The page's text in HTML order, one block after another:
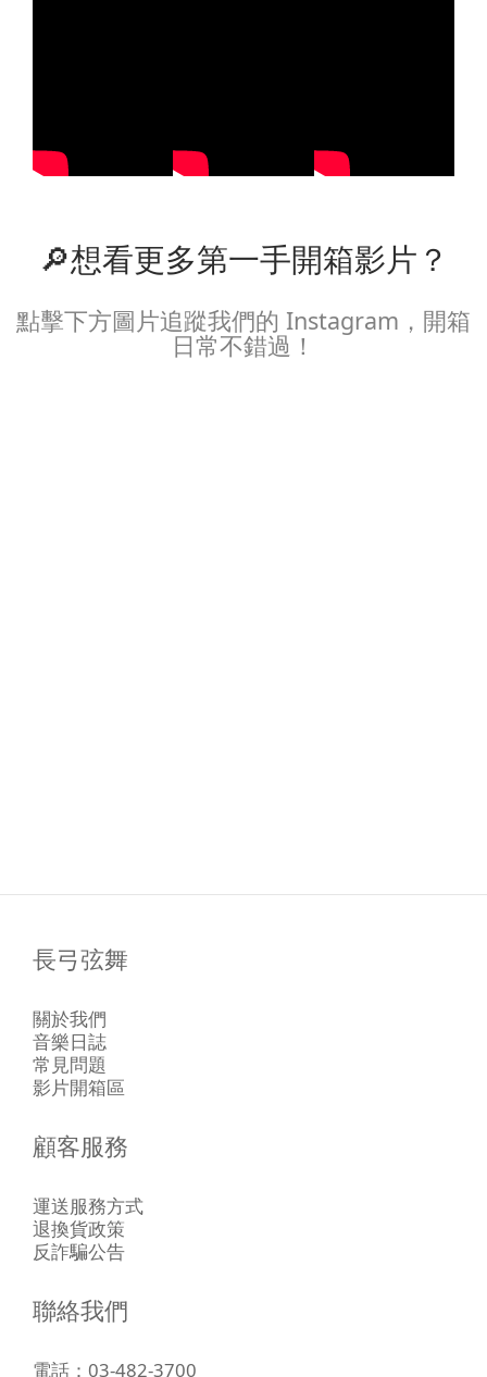
🔎想看更多第一手開箱影片？
點擊下方圖片追蹤我們的 Instagram，開箱
日常不錯過！
長弓弦舞
關於我們
音樂日誌
常見問題
影片開箱區
顧客服務
運送服務方式
退換貨政策
反詐騙公告
聯絡我們
電話：03-482-3700